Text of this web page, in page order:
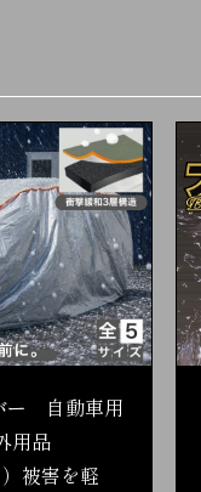
ー 自動車用
用品
被害を軽